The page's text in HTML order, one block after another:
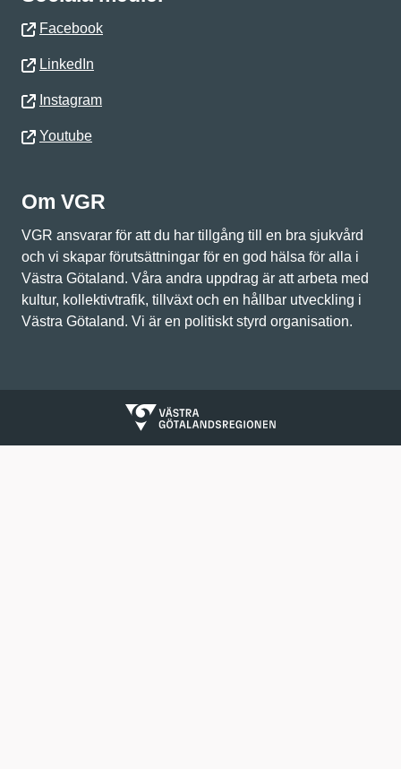
Facebook
LinkedIn
Instagram
Youtube
Om VGR
VGR ansvarar för att du har tillgång till en bra sjukvård
och vi skapar förutsättningar för en god hälsa för alla i
Västra Götaland. Våra andra uppdrag är att arbeta med
kultur, kollektivtrafik, tillväxt och en hållbar utveckling i
Västra Götaland. Vi är en politiskt styrd organisation.